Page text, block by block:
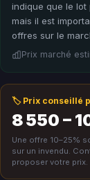
indique que le
mais il est
offres sur le
Prix marché
🏷️ Prix conseillé
8 550 –
Une offre 10–25%
sur un invendu.
proposer votre prix.